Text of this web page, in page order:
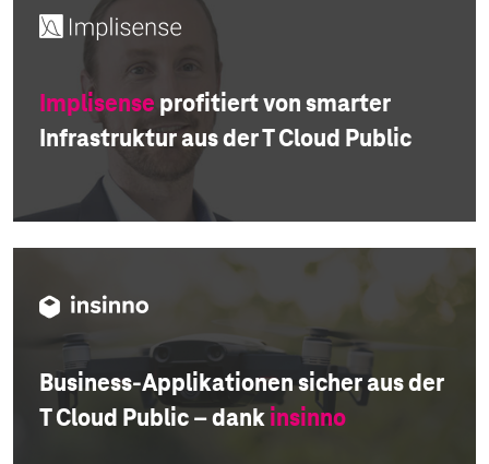
Implisense profitiert von smarter
Infrastruktur aus der T Cloud Public
Business-Applikationen sicher aus der
T Cloud Public – dankinsinno